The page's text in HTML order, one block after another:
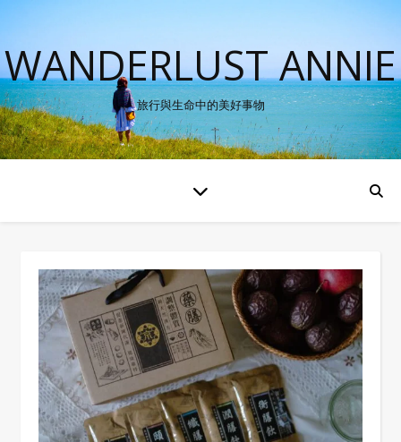
WANDERLUST ANNIE
旅行與生命中的美好事物